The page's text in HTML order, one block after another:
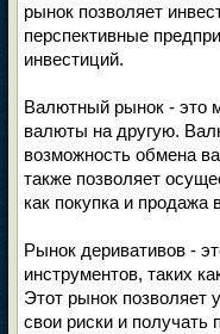
рынок позволяет
перспективные
инвестиций.
Валютный рынок - это
валюты на другую.
возможность обмена
также позволяет
как покупка и
Рынок деривативов -
инструментов, таких
Этот рынок позволяет
свои риски и получать